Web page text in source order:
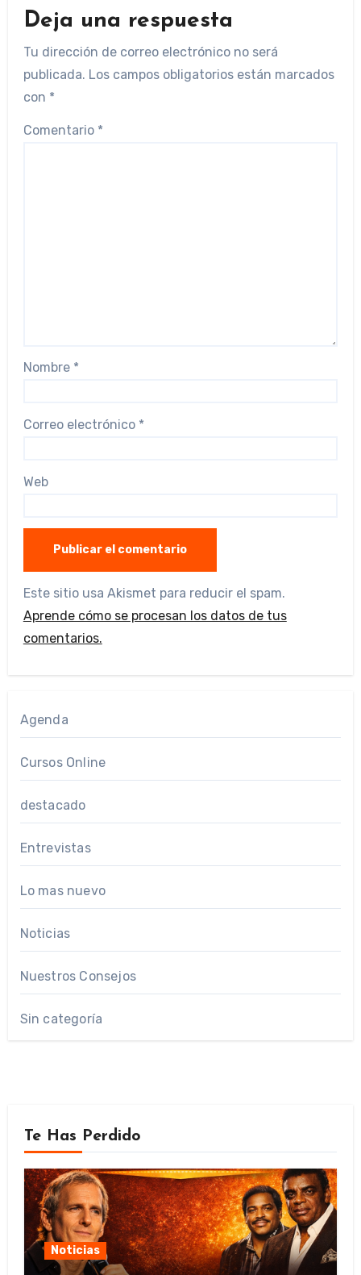
Deja una respuesta
Tu dirección de correo electrónico no será
publicada. Los campos obligatorios están marcados
con *
Comentario *
Nombre *
Correo electrónico *
Web
Este sitio usa Akismet para reducir el spam.
Aprende cómo se procesan los datos de tus
comentarios.
Agenda
Cursos Online
destacado
Entrevistas
Lo mas nuevo
Noticias
Nuestros Consejos
Sin categoría
Te Has Perdido
Noticias